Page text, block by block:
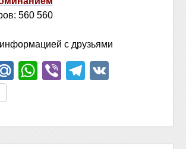
560 560
с друзьями
Mail.Ru
WhatsApp
ViberTelegram